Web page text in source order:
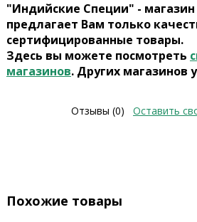
"Индийские Специи" -
предлагает Вам только
сертифицированные товары.
Здесь вы можете посмотреть
магазинов. Других магазинов
Отзывы (0) Оставить
Похожие товары